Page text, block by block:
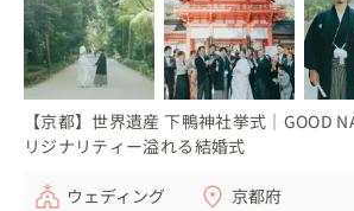
【京都】世界遺産 下鴨神社挙式｜GOOD
リジナリティー溢れる結婚式
ウェディング
京都府